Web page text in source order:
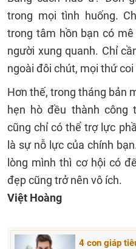
trong mọi tình huống.
trong tâm hồn bạn có
người xung quanh. Chỉ
ngoài đôi chút, mọi thứ
Hơn thế, trong tháng bản
hẹn hò đều thành công
cũng chỉ có thể trợ lực
là sự nỗ lực của chính
lòng mình thì cơ hội có
đẹp cũng trở nên vô ích.
Việt Hoàng
4 con giáp